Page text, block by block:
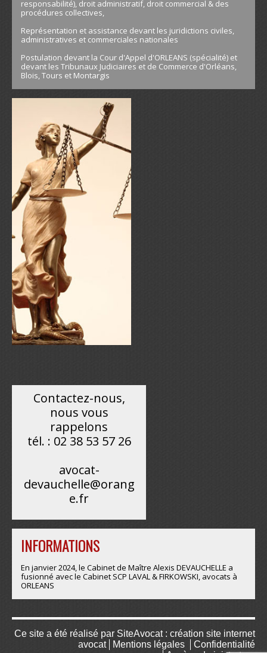
responsabilité), droit administratif, droit commercial & des
procédures collectives,
Représentation et assistance devant les juridictions civiles,
administratives et commerciales nationales
Postulation devant la Cour d'Appel d'ORLEANS (spécialité) et
devant les Tribunaux Judiciaires et de Commerce d'Orléans,
Blois, Tours et Montargis
Contactez-nous,
nous vous
rappelons
tél. : 02 38 53 57 26
avocat-
devauchelle@orang
e.fr
INFORMATIONS
En janvier 2024, le Cabinet de Maître Alexis DEVAUCHELLE a
fusionné avec le Cabinet SCP LAVAL & FIRKOWSKI, avocats à
ORLEANS
Ce site a été réalisé par SiteAvocat : création site internet
avocat
Mentions légales
Confidentialité